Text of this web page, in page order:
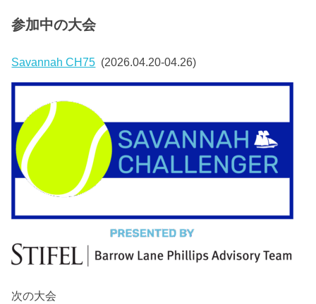
参加中の大会
Savannah CH75 (2026.04.20-04.26)
次の大会